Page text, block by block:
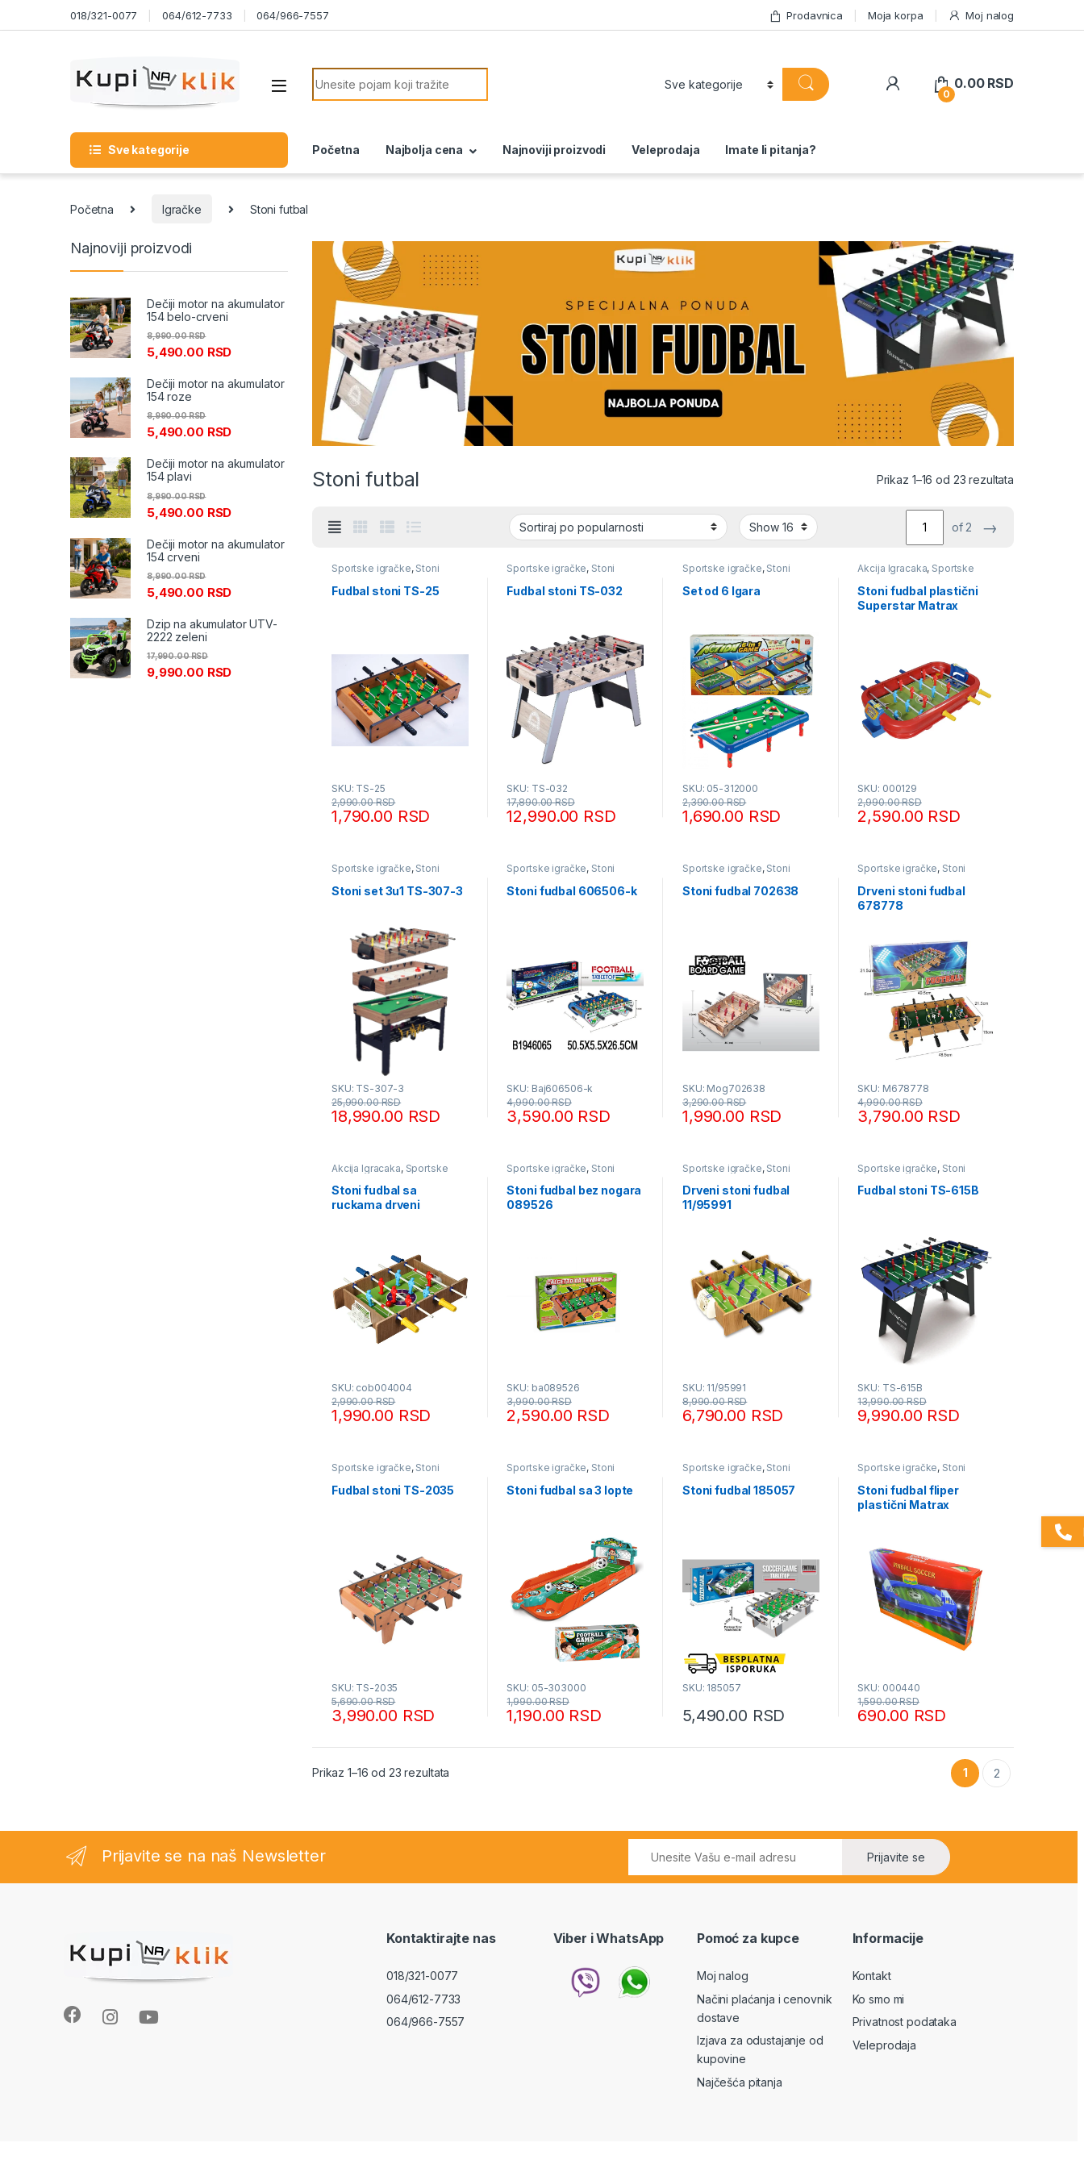
Skip to navigation018/321-0077 064/612-7733 064/966-7557 Prodavnica Moja korpa Moj nalog
Search for:
0
0.00 RSD
Sve kategorije Početna Najbolja cena Najnoviji proizvodi Veleprodaja Imate li pitanja?
Početna Igračke Stoni futbal
Stoni futbal Prikaz 1–16 od 23 rezultata
of 2 →
Sportske igračke, Stoni
futbal
Fudbal stoni TS-25
SKU: TS-25
1,790.00 RSD
2,990.00RSD
Sportske igračke, Stoni
futbal
Fudbal stoni TS-032
SKU: TS-032
12,990.00 RSD
17,890.00RSD
Sportske igračke, Stoni
futbal
Set od 6 Igara
SKU: 05-312000
1,690.00 RSD
2,390.00RSD
Akcija Igracaka, Sportske
igračke, Stoni futbal
Stoni fudbal plastični
Superstar Matrax
SKU: 000129
2,590.00 RSD
2,990.00RSD
Sportske igračke, Stoni
futbal
Stoni set 3u1 TS-307-3
SKU: TS-307-3
18,990.00 RSD
25,990.00RSD
Sportske igračke, Stoni
futbal
Stoni fudbal 606506-k
SKU: Baj606506-k
3,590.00 RSD
4,990.00RSD
Sportske igračke, Stoni
futbal
Stoni fudbal 702638
SKU: Mog702638
1,990.00 RSD
3,290.00RSD
Sportske igračke, Stoni
futbal
Drveni stoni fudbal
678778
SKU: M678778
3,790.00 RSD
4,990.00RSD
Akcija Igracaka, Sportske
igračke, Stoni futbal
Stoni fudbal sa
ruckama drveni
SKU: cob004004
1,990.00 RSD
2,990.00RSD
Sportske igračke, Stoni
futbal
Stoni fudbal bez nogara
089526
SKU: ba089526
2,590.00 RSD
3,990.00RSD
Sportske igračke, Stoni
futbal
Drveni stoni fudbal
11/95991
SKU: 11/95991
6,790.00 RSD
8,990.00RSD
Sportske igračke, Stoni
futbal
Fudbal stoni TS-615B
SKU: TS-615B
9,990.00 RSD
13,990.00RSD
Sportske igračke, Stoni
futbal
Fudbal stoni TS-2035
SKU: TS-2035
3,990.00 RSD
5,690.00RSD
Sportske igračke, Stoni
futbal
Stoni fudbal sa 3 lopte
SKU: 05-303000
1,190.00 RSD
1,990.00RSD
Sportske igračke, Stoni
futbal
Stoni fudbal 185057
SKU: 185057
5,490.00 RSD
Sportske igračke, Stoni
futbal
Stoni fudbal fliper
plastični Matrax
SKU: 000440
690.00 RSD
1,590.00RSD
Prikaz 1–16 od 23 rezultata 1 2
Najnoviji proizvodi
Dečiji motor na akumulator
154 belo-crveni
5,490.00 RSD
8,990.00RSD
Dečiji motor na akumulator
154 roze
5,490.00 RSD
8,990.00RSD
Dečiji motor na akumulator
154 plavi
5,490.00 RSD
8,990.00RSD
Dečiji motor na akumulator
154 crveni
5,490.00 RSD
8,990.00RSD
Dzip na akumulator UTV-
2222 zeleni
9,990.00 RSD
17,990.00RSD
Prijavite se na naš Newsletter Prijavite se
Kontaktirajte nas
018/321-0077
064/612-7733
064/966-7557
Viber i WhatsApp Pomoć za kupce
Moj nalog
Načini plaćanja i cenovnik
dostave
Izjava za odustajanje od
kupovine
Najčešća pitanja
Informacije
Kontakt
Ko smo mi
Privatnost podataka
Veleprodaja